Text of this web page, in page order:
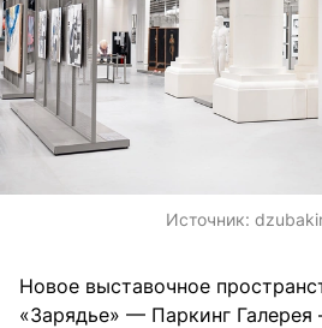
Источник:
Новое выставочное
«Зарядье» — Паркинг